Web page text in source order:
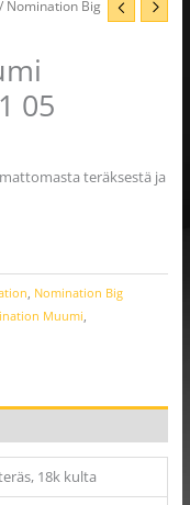
Nomination Big
05
teräksestä ja
Nomination Big
Muumi
18k kulta